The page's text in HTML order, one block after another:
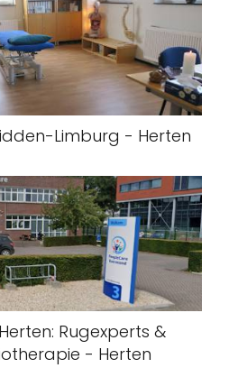
Limburg - Herten
Rugexperts &
- Herten